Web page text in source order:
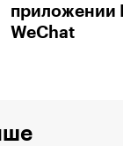
приложении
WeChat